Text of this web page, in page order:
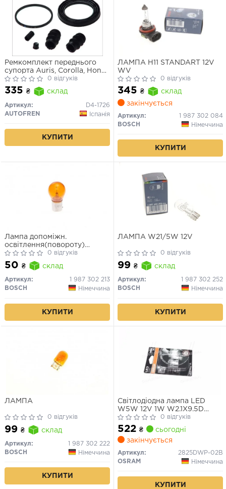
Ремкомплект переднього
супорта Auris, Corolla, Honda
CR-V (60мм)0 відгуків
335 ₴ склад
Артикул:
D4-1726
AUTOFREN
Іспанія
КУПИТИ
ЛАМПА H11 STANDART 12V
WV
0 відгуків
345 ₴
склад
закінчується
Артикул:
1 987 302 084
BOSCH
Німеччина
КУПИТИ
Лампа допоміжн.
освітлення(повороту)
BOSCH 12V 21W PY21W PURE
LIGHT РY21W 12V (жовта)
0 відгуків
50 ₴ склад
Артикул:
1 987 302 213
BOSCH
Німеччина
КУПИТИ
ЛАМПА W21/5W 12V
0 відгуків
99 ₴ склад
Артикул:
1 987 302 252
BOSCH
Німеччина
КУПИТИ
ЛАМПА
0 відгуків
99 ₴ склад
Артикул:
1 987 302 222
BOSCH
Німеччина
КУПИТИ
Світлодіодна лампа LED
W5W 12V 1W W2.1X9.5D
LEDriving SL (blister 2шт)
(вир-во OSRAM)
0 відгуків
522 ₴
сьогодні
закінчується
Артикул:
2825DWP-02B
OSRAM
Німеччина
КУПИТИ